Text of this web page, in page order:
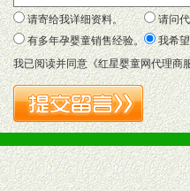
后服务。
忧。
市场网络的公司及销售自然人。
体系，保证均衡的利润体系。
请寄给我详细资料。
请问
有多年孕婴童销售经验。
我希
我已阅读并同意《红星婴童网代理商